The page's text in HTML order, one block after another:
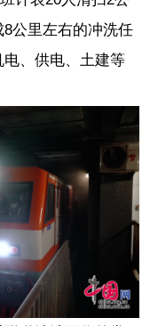
公里左右的冲洗任
、供电、土建等